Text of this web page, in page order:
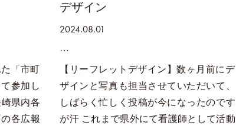
「市町
参加し
県内各
各広報
デザイン
2024.08.01
【リーフレットデザイン】数ヶ月前にデ
ザインと写真も担当させていただいて、
しばらく忙しく投稿が今になったのです
が汗 これまで県外にて看護師として活動